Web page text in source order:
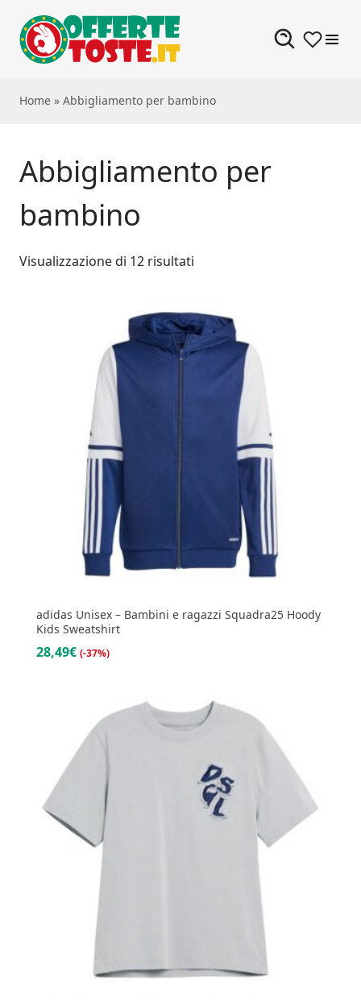
Home » Abbigliamento per bambino
Abbigliamento per
bambino
Visualizzazione di 12 risultati
adidas Unisex – Bambini e ragazzi Squadra25 Hoody
Kids Sweatshirt
28,49€ (-37%)